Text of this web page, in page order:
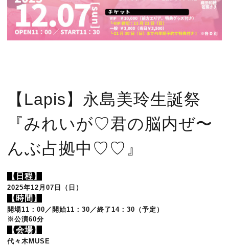
【Lapis】永島美玲生誕祭
『みれいが♡君の脳内ぜ〜
んぶ占拠中♡♡』
【日程】
2025年12月07日（日）
【時間】
開場11：00／開始11：30／終了14：30（予定）
※公演60分
【会場】
代々木MUSE